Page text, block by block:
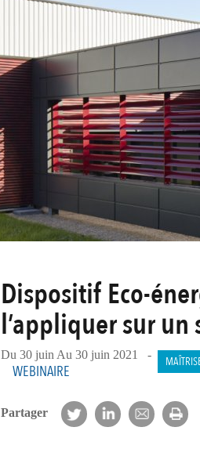
Dispositif Eco-
l’appliquer sur
Du 30 juin Au 30 juin 2021 -
WEBINAIRE
Partager